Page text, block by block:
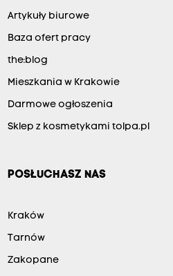
Artykuły biurowe
Baza ofert pracy
the:blog
Mieszkania w Krakowie
Darmowe ogłoszenia
Sklep z kosmetykami tolpa.pl
POSŁUCHASZ NAS
Kraków
Tarnów
Zakopane